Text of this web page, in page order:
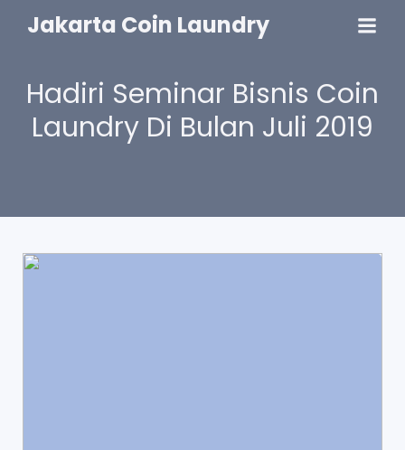
Jakarta Coin Laundry
Hadiri Seminar Bisnis Coin
Laundry Di Bulan Juli 2019